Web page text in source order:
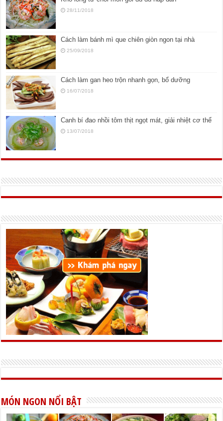
28/11/2018
Cách làm bánh mì que chiên giòn ngon tại nhà
25/09/2018
Cách làm gan heo trộn nhanh gọn, bổ dưỡng
16/07/2018
Canh bí đao nhồi tôm thịt ngọt mát, giải nhiệt cơ thể
13/07/2018
MÓN NGON NỔI BẬT